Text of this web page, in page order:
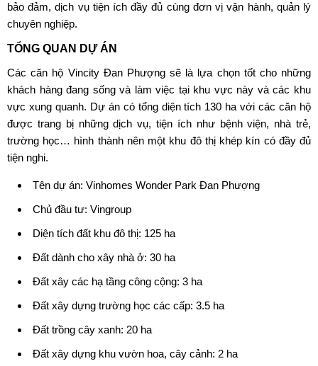
bảo đảm, dịch vụ tiện ích đầy đủ cùng đơn vị vận hành, quản lý
chuyên nghiệp.
TỔNG QUAN DỰ ÁN
Các căn hộ Vincity Đan Phượng sẽ là lựa chọn tốt cho những
khách hàng đang sống và làm việc tại khu vực này và các khu
vực xung quanh. Dự án có tổng diện tích 130 ha với các căn hộ
được trang bị những dịch vụ, tiện ích như bệnh viện, nhà trẻ,
trường học… hình thành nên một khu đô thị khép kín có đầy đủ
tiện nghi.
Tên dự án: Vinhomes Wonder Park Đan Phượng
Chủ đầu tư: Vingroup
Diện tích đất khu đô thị: 125 ha
Đất dành cho xây nhà ở: 30 ha
Đất xây các hạ tầng công cộng: 3 ha
Đất xây dựng trường học các cấp: 3.5 ha
Đất trồng cây xanh: 20 ha
Đất xây dựng khu vườn hoa, cây cảnh: 2 ha